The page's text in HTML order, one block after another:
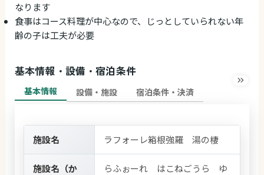
なります
食事はコース料理が中心なので、じっとしていられない年
齢の子は工夫が必要
基本情報・設備・宿泊条件
基本情報 設備・施設 宿泊条件・決済
施設名 ラフォーレ箱根強羅 湯の棲
施設名（か
らふぉーれ はこねごうら ゆ